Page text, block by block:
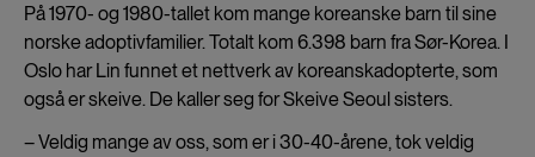
På 1970- og 1980-tallet kom mange koreanske barn til sine
norske adoptivfamilier. Totalt kom 6.398 barn fra Sør-Korea. I
Oslo har Lin funnet et nettverk av koreanskadopterte, som
også er skeive. De kaller seg for Skeive Seoul sisters.
– Veldig mange av oss, som er i 30-40-årene, tok veldig